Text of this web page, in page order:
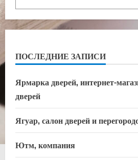
ПОСЛЕДНИЕ ЗАПИСИ
Ярмарка дверей, интернет-
дверей
Ягуар, салон дверей и
Ютм, компания